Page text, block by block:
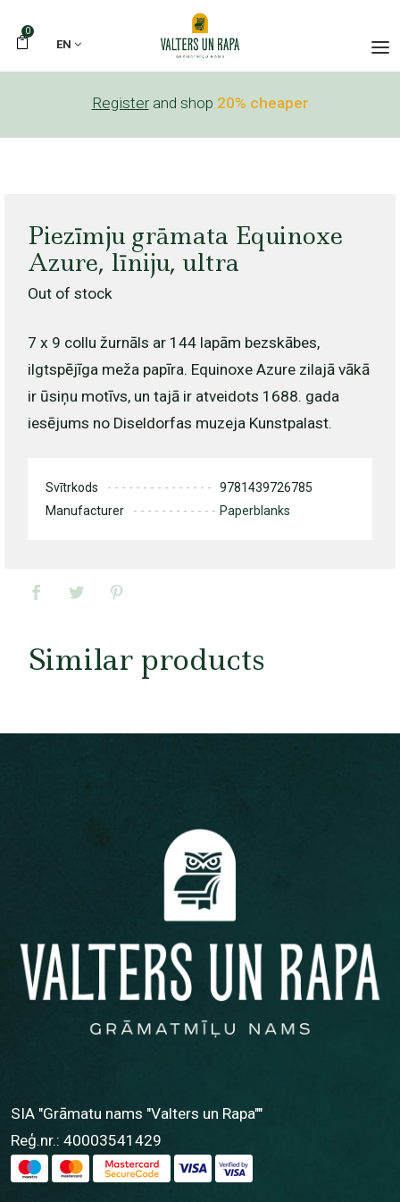
0
EN
Register and shop 20% cheaper
Piezīmju grāmata Equinoxe
Azure, līniju, ultra
Out of stock
7 x 9 collu žurnāls ar 144 lapām bezskābes,
ilgtspējīga meža papīra. Equinoxe Azure zilajā vākā
ir ūsiņu motīvs, un tajā ir atveidots 1688. gada
iesējums no Diseldorfas muzeja Kunstpalast.
Svītrkods
9781439726785
Manufacturer
Paperblanks
Similar products
SIA "Grāmatu nams "Valters un Rapa""
Reģ.nr.: 40003541429